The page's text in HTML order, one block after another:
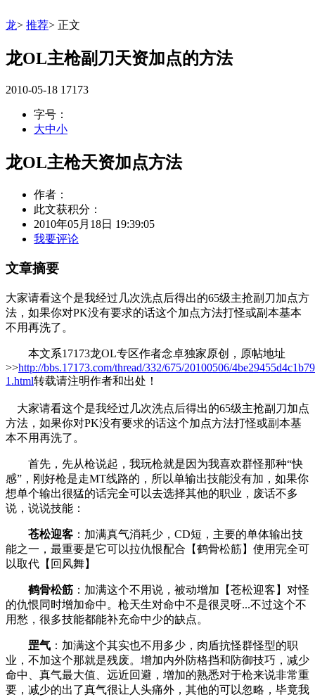
龙> 推荐> 正文
龙OL主枪副刀天资加点的方法
2010-05-18 17173
字号：
大中小
龙OL主枪天资加点方法
作者：
此文获积分：
2010年05月18日 19:39:05
我要评论
文章摘要
大家请看这个是我经过几次洗点后得出的65级主抢副刀加点方
法，如果你对PK没有要求的话这个加点方法打怪或副本基本
不用再洗了。
本文系17173龙OL专区作者念卓独家原创，原帖地址
>>http://bbs.17173.com/thread/332/675/20100506/
1.html转载请注明作者和出处！
大家请看这个是我经过几次洗点后得出的65级主抢副刀加点
方法，如果你对PK没有要求的话这个加点方法打怪或副本基
本不用再洗了。
首先，先从枪说起，我玩枪就是因为我喜欢群怪那种“快
感”，刚好枪是走MT线路的，所以单输出技能没有加，如果你
想单个输出很猛的话完全可以去选择其他的职业，废话不多
说，说说技能：
苍松迎客 ：加满真气消耗少，CD短，主要的单体输出技
能之一，最重要是它可以拉仇恨配合【鹤骨松筋】使用完全可
以取代【回风舞】
鹤骨松筋 ：加满这个不用说，被动增加【苍松迎客】对怪
的仇恨同时增加命中。枪天生对命中不是很灵呀...不过这个不
用愁，很多技能都能补充命中少的缺点。
罡气 ：加满这个其实也不用多少，肉盾抗怪群怪型的职
业，不加这个那就是残废。增加内外防格挡和防御技巧，减少
命中、真气最大值、远近回避，增加的熟悉对于枪来说非常重
要，减少的出了真气很让人头痛外，其他的可以忽略，毕竟我